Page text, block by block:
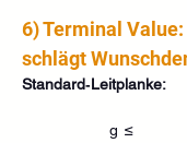
6) Terminal
schlägt
Standard‑Leitplanke:
g  ≤